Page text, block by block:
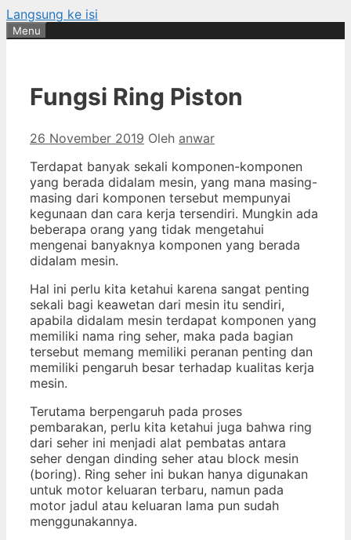
Langsung ke isi
Menu
Fungsi Ring Piston
26 November 2019 Oleh anwar
Terdapat banyak sekali komponen-komponen
yang berada didalam mesin, yang mana masing-
masing dari komponen tersebut mempunyai
kegunaan dan cara kerja tersendiri. Mungkin ada
beberapa orang yang tidak mengetahui
mengenai banyaknya komponen yang berada
didalam mesin.
Hal ini perlu kita ketahui karena sangat penting
sekali bagi keawetan dari mesin itu sendiri,
apabila didalam mesin terdapat komponen yang
memiliki nama ring seher, maka pada bagian
tersebut memang memiliki peranan penting dan
memiliki pengaruh besar terhadap kualitas kerja
mesin.
Terutama berpengaruh pada proses
pembarakan, perlu kita ketahui juga bahwa ring
dari seher ini menjadi alat pembatas antara
seher dengan dinding seher atau block mesin
(boring). Ring seher ini bukan hanya digunakan
untuk motor keluaran terbaru, namun pada
motor jadul atau keluaran lama pun sudah
menggunakannya.